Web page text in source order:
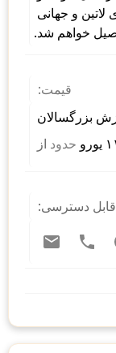
قیمت:
بزرگسالان
از حدود
قابل دسترسی: